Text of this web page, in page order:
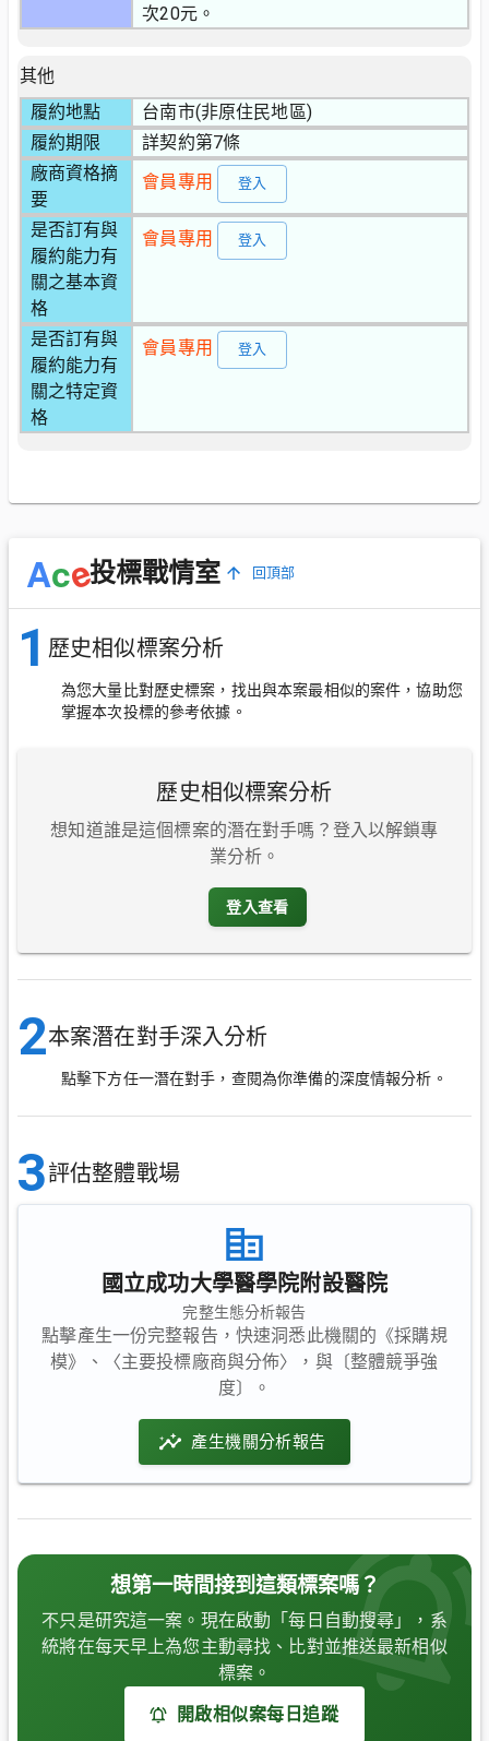
次20元。
其他
履約地點
台南市(非原住民地區)
履約期限
詳契約第7條
廠商資格摘
要
會員專用 登入
是否訂有與
履約能力有
關之基本資
格
會員專用 登入
是否訂有與
履約能力有
關之特定資
格
會員專用 登入
Ace投標戰情室 回頂部
1 歷史相似標案分析
為您大量比對歷史標案，找出與本案最相似的案件，協助您
掌握本次投標的參考依據。
歷史相似標案分析
想知道誰是這個標案的潛在對手嗎？登入以解鎖專
業分析。
登入查看
2本案潛在對手深入分析
點擊下方任一潛在對手，查閱為你準備的深度情報分析。
3評估整體戰場
國立成功大學醫學院附設醫院
完整生態分析報告
點擊產生一份完整報告，快速洞悉此機關的《採購規
模》、〈主要投標廠商與分佈〉，與〔整體競爭強
度〕。
產生機關分析報告
想第一時間接到這類標案嗎？
不只是研究這一案。現在啟動「每日自動搜尋」，系
統將在每天早上為您主動尋找、比對並推送最新相似
標案。
開啟相似案每日追蹤